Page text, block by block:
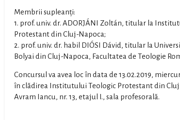
Membrii supleanți:
1. prof. univ. dr. ADORJÁNI Zoltán, titular la
Protestant din Cluj-Napoca;
2. prof. univ. dr. habil DIÓSI Dávid, titular la
Bolyai din Cluj-Napoca, Facultatea de Teologie
Concursul va avea loc în data de 13.02.2019,
în clădirea Institutului Teologic Protestant din
Avram Iancu, nr. 13, etajul I., sala profesorală.